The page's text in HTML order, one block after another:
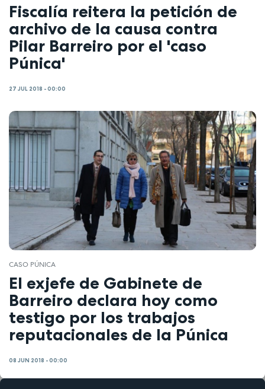
Fiscalía reitera la petición de
archivo de la causa contra
Pilar Barreiro por el 'caso
Púnica'
27 JUL 2018 - 00:00
CASO PÚNICA
El exjefe de Gabinete de
Barreiro declara hoy como
testigo por los trabajos
reputacionales de la Púnica
08 JUN 2018 - 00:00